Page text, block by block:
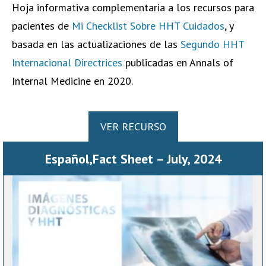
Hoja informativa complementaria a los recursos para
pacientes de Mi Checklist Sobre HHT Cuidados, y
basada en las actualizaciones de las Segundo HHT
Internacional Directrices publicadas en Annals of
Internal Medicine en 2020.
VER RECURSO
Español,Fact Sheet – July, 2024